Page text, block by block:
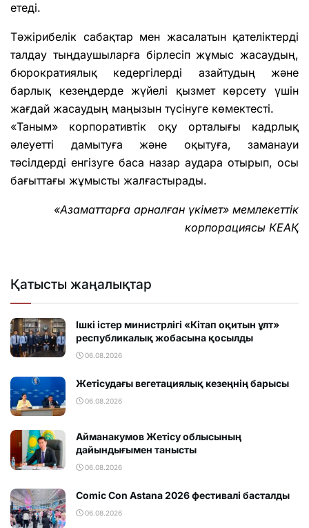
етеді.
Тәжірибелік сабақтар мен жасалатын қателіктерді
талдау тыңдаушыларға бірлесіп жұмыс жасаудың,
бюрократиялық кедергілерді азайтудың және
барлық кезеңдерде жүйелі қызмет көрсету үшін
жағдай жасаудың маңызын түсінуге көмектесті.
«Таным» корпоративтік оқу орталығы кадрлық
әлеуетті дамытуға және оқытуға, заманауи
тәсілдерді енгізуге баса назар аудара отырып, осы
бағыттағы жұмысты жалғастырады.
«Азаматтарға арналған үкімет» мемлекеттік
корпорациясы КЕАҚ
Қатысты жаңалықтар
Ішкі істер министрлігі «Кітап оқитын ұлт»
республикалық жобасына қосылды
06.08.2026
Жетісудағы вегетациялық кезеңнің барысы
06.08.2026
Айманакумов Жетісу облысының
дайындығымен танысты
06.08.2026
Comic Con Astana 2026 фестивалi басталды
06.08.2026